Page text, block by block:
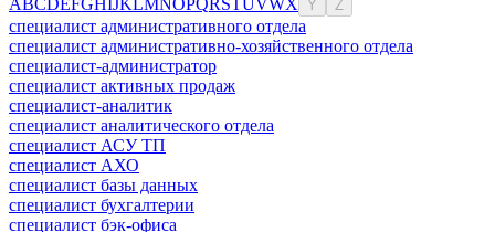
Y Z
специалист административного отдела
специалист административно-хозяйственного отдела
специалист-администратор
специалист активных продаж
специалист-аналитик
специалист аналитического отдела
специалист АСУ ТП
специалист АХО
специалист базы данных
специалист бухгалтерии
специалист бэк-офиса